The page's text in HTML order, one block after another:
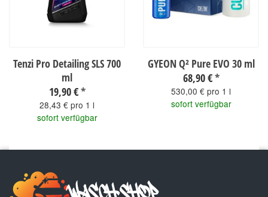
Tenzi Pro Detailing SLS 700
ml
19,90 €*
28,43 € pro 1 l
sofort verfügbar
GYEON Q² Pure EVO 30 ml
68,90 €*
530,00 € pro 1 l
sofort verfügbar